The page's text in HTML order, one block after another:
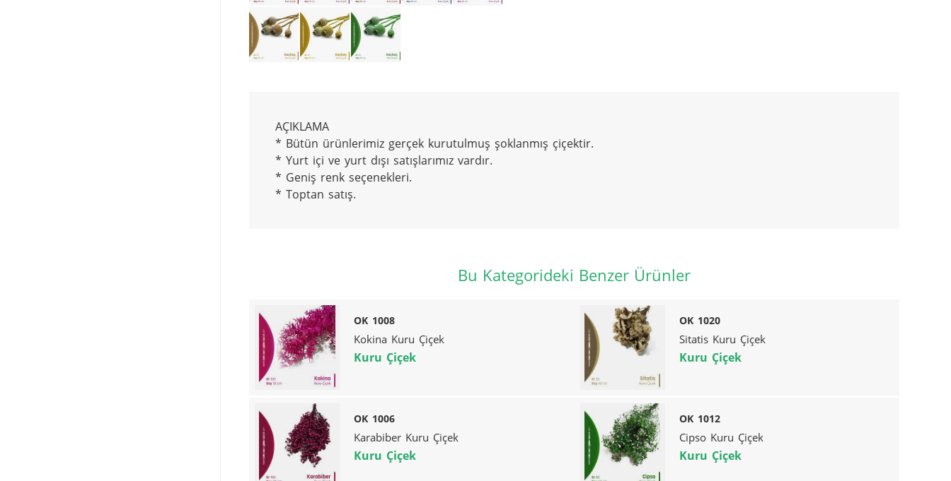
AÇIKLAMA
* Bütün ürünlerimiz gerçek kurutulmuş şoklanmış çiçektir.
* Yurt içi ve yurt dışı satışlarımız vardır.
* Geniş renk seçenekleri.
* Toptan satış.
Bu Kategorideki Benzer Ürünler
OK 1008
Kokina Kuru Çiçek
Kuru Çiçek
OK 1020
Sitatis Kuru Çiçek
Kuru Çiçek
OK 1006
Karabiber Kuru Çiçek
Kuru Çiçek
OK 1012
Cipso Kuru Çiçek
Kuru Çiçek